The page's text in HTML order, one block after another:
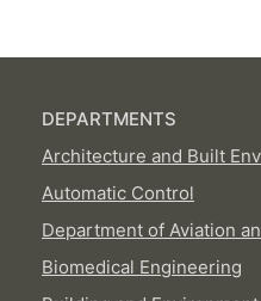
DEPARTMENTS
Architecture and Built
Automatic Control
Department of Aviation
Biomedical Engineering